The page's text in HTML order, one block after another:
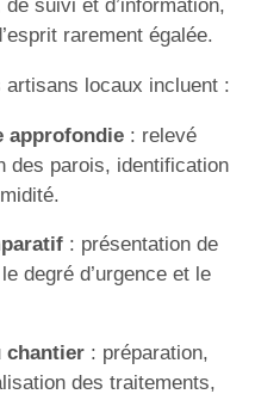
suivi et d’information,
rarement égalée.
locaux incluent :
approfondie: relevé
des parois, identification
: présentation de
degré d’urgence et le
chantier: préparation,
des traitements,